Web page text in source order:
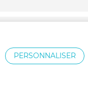
PERSONNALISER